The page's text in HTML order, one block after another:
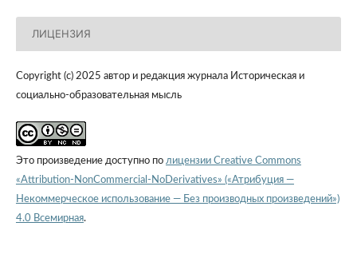
ЛИЦЕНЗИЯ
Copyright (c) 2025 автор и редакция журнала Историческая и
социально-образовательная мысль
Это произведение доступно по лицензии Creative Commons
«Attribution-NonCommercial-NoDerivatives» («Атрибуция —
Некоммерческое использование — Без производных произведений»)
4.0 Всемирная.